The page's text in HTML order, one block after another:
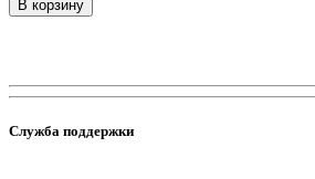
В корзину
Служба поддержки